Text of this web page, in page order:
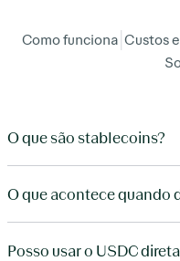
Como funciona Custos
O que são stablecoins?
O que acontece quando
Posso usar o USDC